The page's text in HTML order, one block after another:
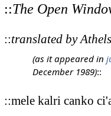
::The Open
::translated by
(as it appeared in
December 1989)::
::mele kalri canko